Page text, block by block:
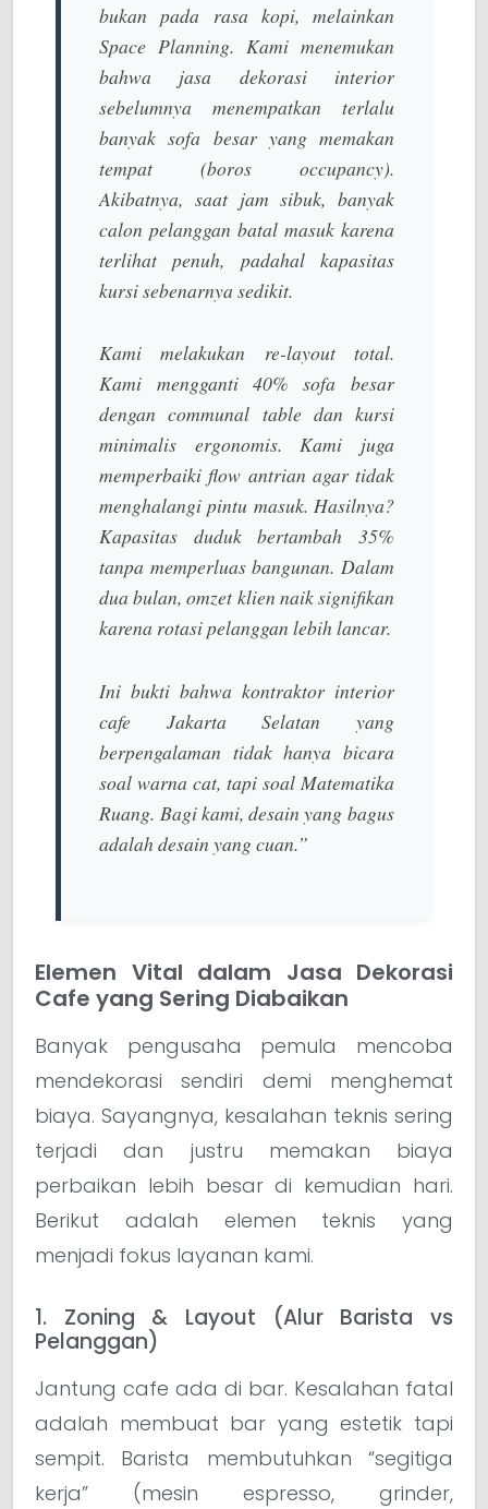
bukan pada rasa kopi, melainkan
Space Planning. Kami menemukan
bahwa jasa dekorasi interior
sebelumnya menempatkan terlalu
banyak sofa besar yang memakan
tempat (boros occupancy).
Akibatnya, saat jam sibuk, banyak
calon pelanggan batal masuk karena
terlihat penuh, padahal kapasitas
kursi sebenarnya sedikit.
Kami melakukan re-layout total.
Kami mengganti 40% sofa besar
dengancommunal tabledan kursi
minimalis ergonomis. Kami juga
memperbaikiflow antrian agar tidak
menghalangi pintu masuk. Hasilnya?
Kapasitas duduk bertambah 35%
tanpa memperluas bangunan. Dalam
dua bulan, omzet klien naik signifikan
karena rotasi pelanggan lebih lancar.
Ini bukti bahwa kontraktor interior
cafe Jakarta Selatan yang
berpengalaman tidak hanya bicara
soal warna cat, tapi soal Matematika
Ruang. Bagi kami, desain yang bagus
adalah desain yangcuan.”
Elemen Vital dalam Jasa Dekorasi
Cafe yang Sering Diabaikan
Banyak pengusaha pemula mencoba
mendekorasi sendiri demi menghemat
biaya. Sayangnya, kesalahan teknis sering
terjadi dan justru memakan biaya
perbaikan lebih besar di kemudian hari.
Berikut adalah elemen teknis yang
menjadi fokus layanan kami.
1. Zoning & Layout (Alur Barista vs
Pelanggan)
Jantung cafe ada di bar. Kesalahan fatal
adalah membuat bar yang estetik tapi
sempit. Barista membutuhkan “segitiga
kerja” (mesin espresso, grinder,